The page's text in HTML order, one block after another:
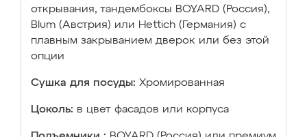
открывания, тандембоксы BOYARD (Россия),
Blum (Австрия) или Hettich (Германия) с
плавным закрыванием дверок или без этой
опции
Сушка для посуды: Хромированная
Цоколь: в цвет фасадов или корпуса